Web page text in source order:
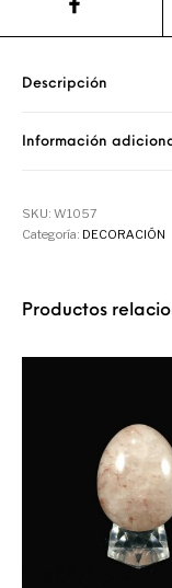
Descripción
Información
SKU:W1057
Categoría: DECORACIÓN
Productos